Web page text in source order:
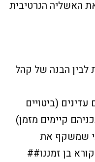
האשליה הנרטיבית
לבין הבנה של קהל
עדינים (ביטויים
קיימים מזמן)
שמשקף את
בן זמננו##